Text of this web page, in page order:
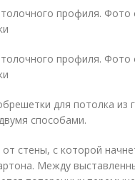
профиля. Фото
профиля. Фото
для потолка из
способами.
от стены, с которой
Между